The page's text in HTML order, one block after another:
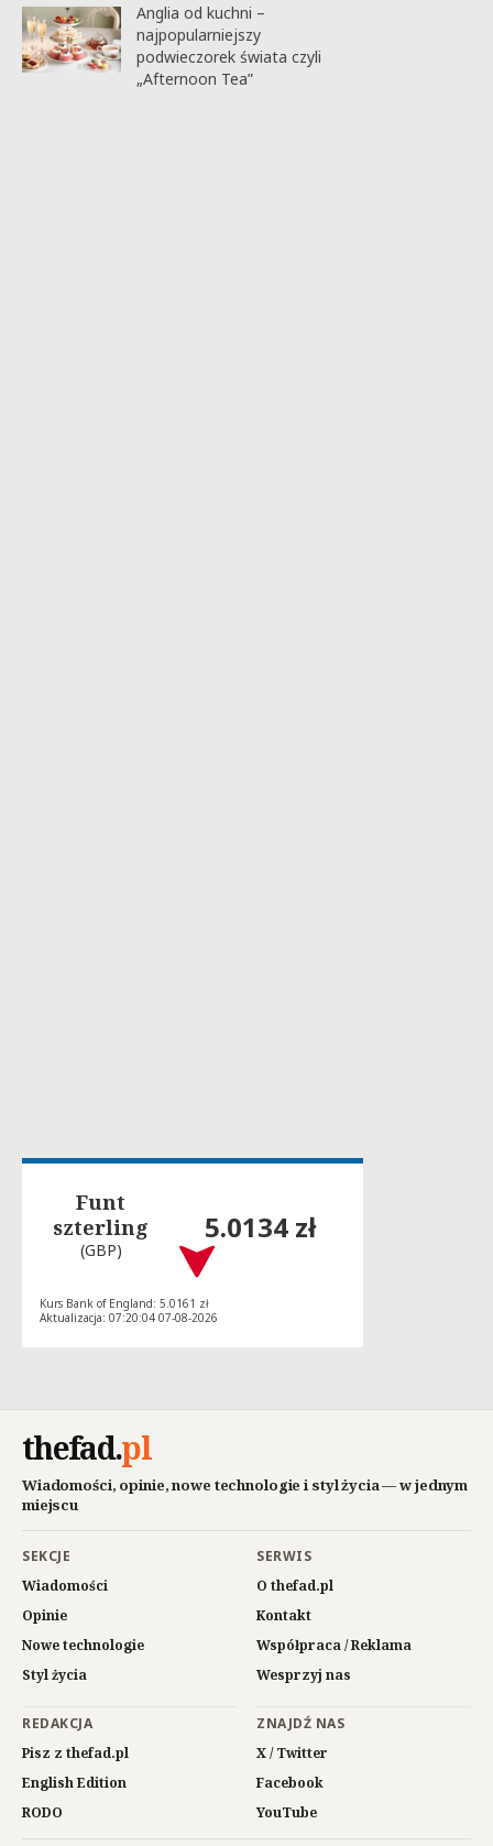
Anglia od kuchni –
najpopularniejszy
podwieczorek świata czyli
„Afternoon Tea”
Funt
szterling
(GBP)
5.0134 zł
Kurs Bank of England: 5.0161 zł
Aktualizacja: 07:20:04 07-08-2026
thefad.pl
Wiadomości, opinie, nowe technologie i styl życia — w jednym
miejscu
SEKCJE
Wiadomości
Opinie
Nowe technologie
Styl życia
SERWIS
O thefad.pl
Kontakt
Współpraca / Reklama
Wesprzyj nas
REDAKCJA
Pisz z thefad.pl
English Edition
RODO
ZNAJDŹ NAS
X / Twitter
Facebook
YouTube